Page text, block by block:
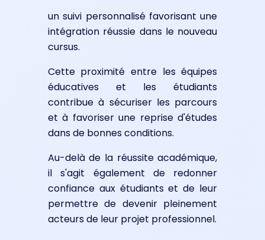
un suivi personnalisé favorisant une
intégration réussie dans le nouveau
cursus.
Cette proximité entre les équipes
éducatives et les étudiants
contribue à sécuriser les parcours
et à favoriser une reprise d'études
dans de bonnes conditions.
Au-delà de la réussite académique,
il s'agit également de redonner
confiance aux étudiants et de leur
permettre de devenir pleinement
acteurs de leur projet professionnel.